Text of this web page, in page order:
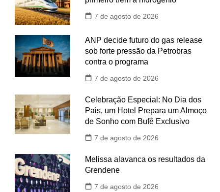
7 de agosto de 2026
ANP decide futuro do gas release
sob forte pressão da Petrobras
contra o programa
7 de agosto de 2026
Celebração Especial: No Dia dos
Pais, um Hotel Prepara um Almoço
de Sonho com Bufê Exclusivo
7 de agosto de 2026
Melissa alavanca os resultados da
Grendene
7 de agosto de 2026